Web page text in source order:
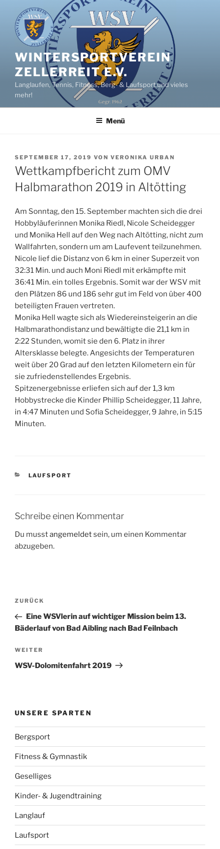
Inhalt
springen
WINTERSPORTVEREIN
ZELLERREIT E.V.
Langlaufen, Tennis, Fitness, Berg- & Laufsport und vieles
mehr!
Menü
VERÖFFENTLICHT
AM
SEPTEMBER 17, 2019 VON VERONIKA URBAN
Wettkampfbericht zum OMV
Halbmarathon 2019 in Altötting
Am Sonntag, den 15. September machten sich die drei
Hobbyläuferinnen Monika Riedl, Nicole Scheidegger
und Monika Hell auf den Weg nach Altötting, nicht zum
Wallfahrten, sondern um am Laufevent teilzunehmen.
Nicole lief die Distanz von 6 km in einer Superzeit von
32:31 Min. und auch Moni Riedl mit erkämpfte mit
36:41 Min. ein tolles Ergebnis. Somit war der WSV mit
den Plätzen 86 und 186 sehr gut im Feld von über 400
beteiligten Frauen vertreten.
Monika Hell wagte sich als Wiedereinsteigerin an die
Halbmarathondistanz und bewältigte die 21,1 km in
2:22 Stunden, womit sie den 6. Platz in ihrer
Altersklasse belegte. Angesichts der Temperaturen
weit über 20 Grad auf den letzten Kilometern ein für
sie zufriedenstellendes Ergebnis.
Spitzenergebnisse erliefen sich auf der 1,3 km
Hobbystrecke die Kinder Phillip Scheidegger, 11 Jahre,
in 4:47 Minuten und Sofia Scheidegger, 9 Jahre, in 5:15
Minuten.
KATEGORIEN
LAUFSPORT
Schreibe einen Kommentar
Du musstangemeldetsein, um einen Kommentar
abzugeben.
Beitragsnavigation
Vorheriger
Beitrag
ZURÜCK
Eine WSVlerin auf wichtiger Mission beim 13.
Bäderlauf von Bad Aibling nach Bad Feilnbach
Nächster
Beitrag
WEITER
WSV-Dolomitenfahrt 2019
UNSERE SPARTEN
Bergsport
Fitness & Gymnastik
Geselliges
Kinder- & Jugendtraining
Langlauf
Laufsport